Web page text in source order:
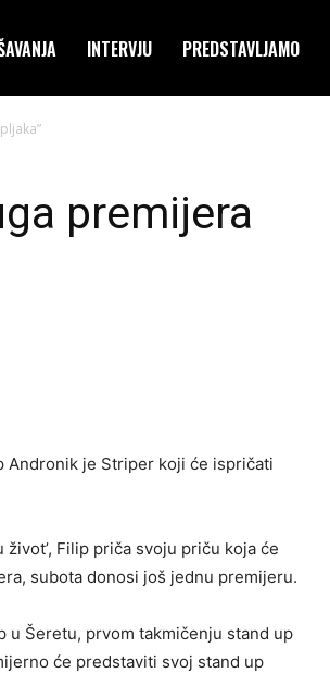
INTERVJU PREDSTAVLJAMO
premijera
Andronik je Striper koji će ispričati
Filip priča svoju priču koja će
subota donosi još jednu premijeru.
u Šeretu, prvom takmičenju stand up
će predstaviti svoj stand up